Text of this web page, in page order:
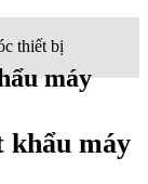
thiết bị
khẩu máy